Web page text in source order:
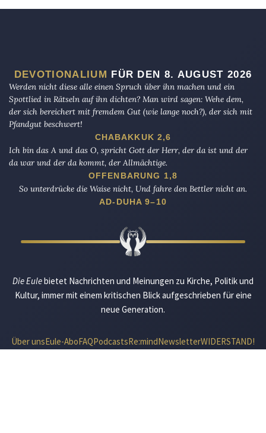
DEVOTIONALIUM
FÜR DEN 8. AUGUST 2026
Werden nicht diese alle einen Spruch über ihn machen und ein
Spottlied in Rätseln auf ihn dichten? Man wird sagen: Wehe dem,
der sich bereichert mit fremdem Gut (wie lange noch?), der sich mit
Pfandgut beschwert!
CHABAKKUK 2,6
Ich bin das A und das O, spricht Gott der Herr, der da ist und der
da war und der da kommt, der Allmächtige.
OFFENBARUNG 1,8
So unterdrücke die Waise nicht, Und fahre den Bettler nicht an.
AD-DUHA 9–10
Die Eulebietet Nachrichten und Meinungen zu Kirche, Politik und
Kultur, immer mit einem kritischen Blick aufgeschrieben für eine
neue Generation.
Über unsEule-AboFAQPodcastsRe:mindNewsletterWIDERSTAND!